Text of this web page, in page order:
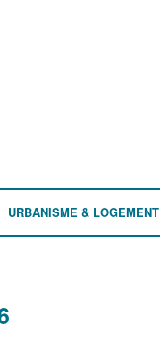
URBANISME & LOGEMENT